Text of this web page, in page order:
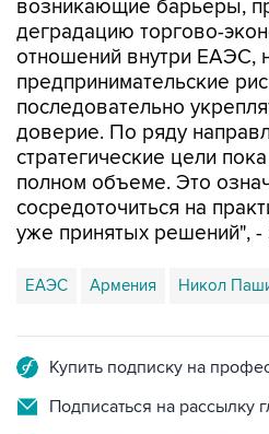
возникающие барьеры,
деградацию торгово-
отношений внутри ЕАЭС,
предпринимательские
последовательно
доверие. По ряду
стратегические цели
полном объеме. Это
сосредоточиться на
уже принятых решений",
ЕАЭС Армения Никол
Купить подписку на
Подписаться на рассылку